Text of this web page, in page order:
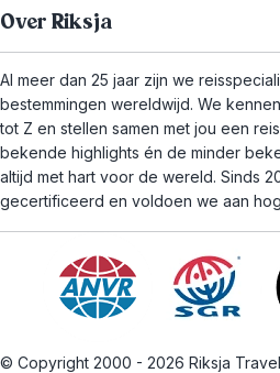
Over Riksja
Al meer dan 25 jaar zijn we
bestemmingen wereldwijd. We
tot Z en stellen samen met jou een
bekende highlights én de minder
altijd met hart voor de wereld. Sinds
gecertificeerd en voldoen we aan
© Copyright 2000 - 2026 Riksja Travel